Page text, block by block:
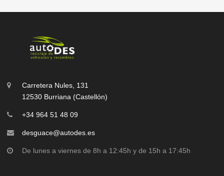
Carretera Nules, 131
12530 Burriana (Castellón)
+34 964 51 48 09
desguace@autodes.es
De lunes a viernes de 8h a 12:45h y de 15h a 17:45h